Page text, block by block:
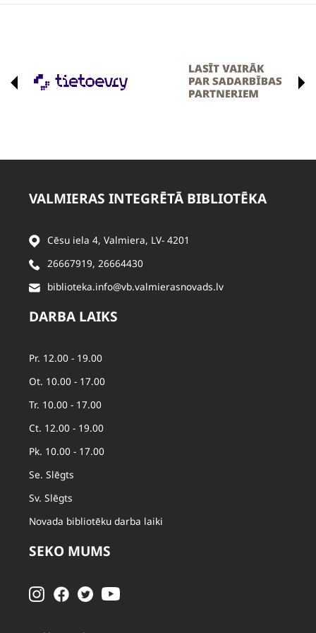
VALMIERAS INTEGRĒTĀ BIBLIOTĒKA
Cēsu iela 4, Valmiera, LV- 4201
26667919, 26664430
biblioteka.info@vb.valmierasnovads.lv
DARBA LAIKS
Pr. 12.00 - 19.00
Ot. 10.00 - 17.00
Tr. 10.00 - 17.00
Ct. 12.00 - 19.00
Pk. 10.00 - 17.00
Se. Slēgts
Sv. Slēgts
Novada bibliotēku darba laiki
SEKO MUMS